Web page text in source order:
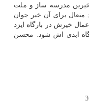
مدرسه ساز و ملت
برای آن خیر جوان
خیرش در بارگاه ایزد
ابدی اش شود. محسن